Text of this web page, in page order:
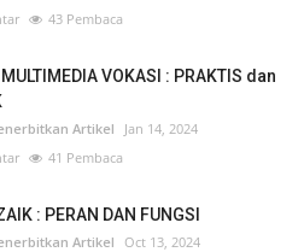
43 Pembaca
VOKASI : PRAKTIS dan
Artikel
Jan 14, 2024
41 Pembaca
: PERAN DAN FUNGSI
Artikel
Oct 13, 2024